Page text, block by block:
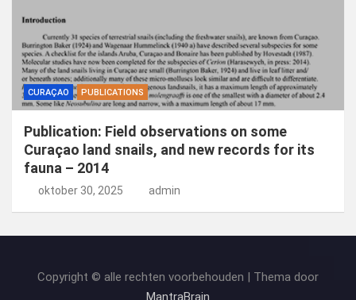
CURAÇAO PUBLICATIONS
Publication: Field observations on some
Curaçao land snails, and new records for its
fauna – 2014
oktober 30, 2025 admin
Copyright © alle rechten voorbehouden | Thema door
MantraBrain